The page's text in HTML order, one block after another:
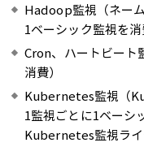
Hadoop監視（ネー
1ベーシック監視を消
Cron、ハートビート
消費）
Kubernetes監視（
1監視ごとに1ベーシ
Kubernetes監視ラ